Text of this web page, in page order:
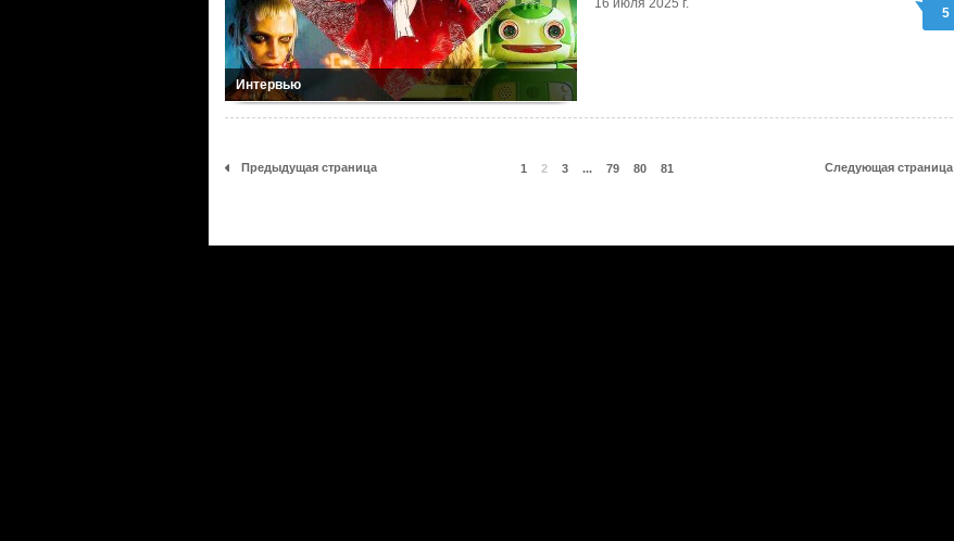
Интервью
16 июля 2025 г.
5
Предыдущая страница 1 2 3 ... 79 80 81 Следующая страница